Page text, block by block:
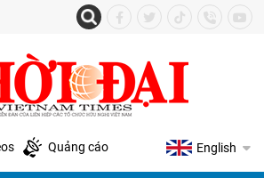
Quảng cáo English